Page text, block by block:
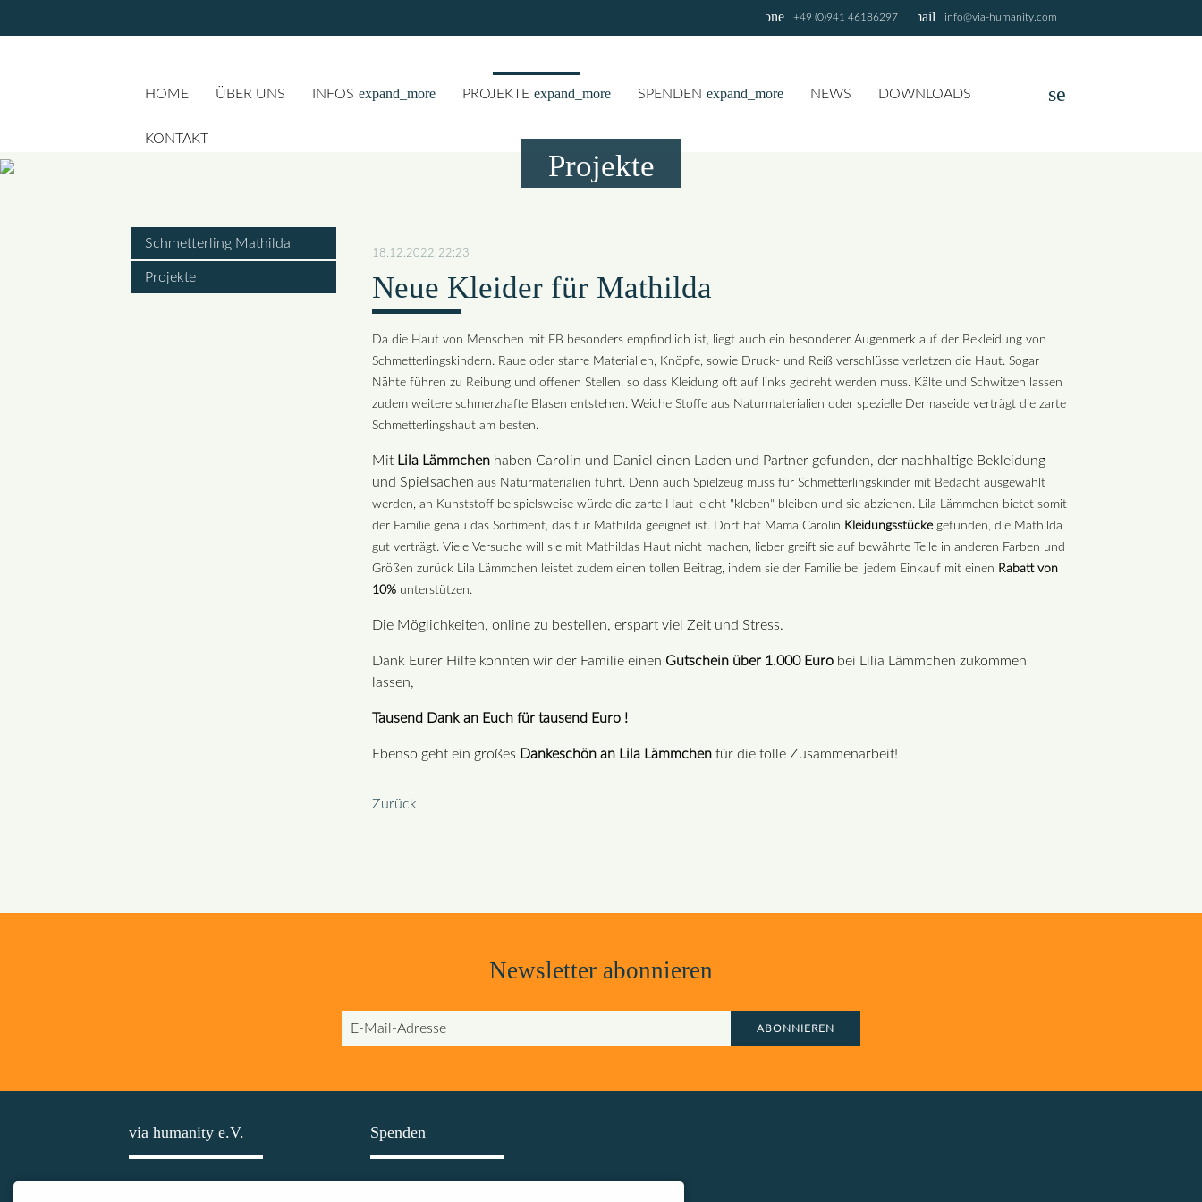
email info@via-humanity.com
phone +49 (0)941 46186297
HOME ÜBER UNS INFOS expand_more PROJEKTE expand_more SPENDEN expand_more NEWS DOWNLOADS
KONTAKT
search
Projekte
18.12.2022 22:23
Neue Kleider für Mathilda
Da die Haut von Menschen mit EB besonders empfindlich ist, liegt auch ein besonderer Augenmerk auf der Bekleidung von
Schmetterlingskindern. Raue oder starre Materialien, Knöpfe, sowie Druck- und Reiß verschlüsse verletzen die Haut. Sogar
Nähte führen zu Reibung und offenen Stellen, so dass Kleidung oft auf links gedreht werden muss. Kälte und Schwitzen lassen
zudem weitere schmerzhafte Blasen entstehen. Weiche Stoffe aus Naturmaterialien oder spezielle Dermaseide verträgt die zarte
Schmetterlingshaut am besten.
Mit Lila Lämmchenhaben Carolin und Daniel einen Laden und Partner gefunden, der nachhaltige Bekleidung
und Spielsachen aus Naturmaterialien führt. Denn auch Spielzeug muss für Schmetterlingskinder mit Bedacht ausgewählt
werden, an Kunststoff beispielsweise würde die zarte Haut leicht "kleben" bleiben und sie abziehen. Lila Lämmchen bietet somit
der Familie genau das Sortiment, das für Mathilda geeignet ist. Dort hat Mama Carolin Kleidungsstücke gefunden, die Mathilda
gut verträgt. Viele Versuche will sie mit Mathildas Haut nicht machen, lieber greift sie auf bewährte Teile in anderen Farben und
Größen zurück Lila Lämmchen leistet zudem einen tollen Beitrag, indem sie der Familie bei jedem Einkauf mit einen Rabatt von
10%unterstützen.
Die Möglichkeiten, online zu bestellen, erspart viel Zeit und Stress.
Dank Eurer Hilfe konnten wir der Familie einen Gutschein über 1.000 Euro bei Lilia Lämmchen zukommen
lassen,
Tausend Dank an Euch für tausend Euro !
Ebenso geht ein großes Dankeschön an Lila Lämmchenfür die tolle Zusammenarbeit!
Zurück
Schmetterling Mathilda
Projekte
Newsletter abonnieren
E-
Mail-
ABONNIEREN
via humanity e.V. Spenden